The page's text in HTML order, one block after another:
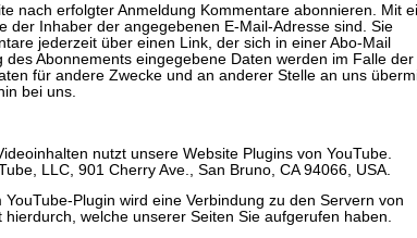
nach erfolgter Anmeldung Kommentare abonnieren. Mit
der Inhaber der angegebenen E-Mail-Adresse sind. Sie
jederzeit über einen Link, der sich in einer Abo-Mail
Abonnements eingegebene Daten werden im Falle der
für andere Zwecke und an anderer Stelle an uns
bei uns.
nutzt unsere Website Plugins von YouTube.
LLC, 901 Cherry Ave., San Bruno, CA 94066, USA.
Plugin wird eine Verbindung zu den Servern von
welche unserer Seiten Sie aufgerufen haben.